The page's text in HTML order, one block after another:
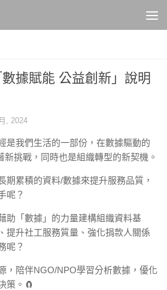
據賦能 公益創新」說明
, 2024
是我們生活的一部份，在數據驅動的
挑戰，同時也是組織轉型的新契機。
期累積的資料/數據來提升服務品質，
呢？
助「數據」的力量建構組織資料基
提升社工服務質量、強化捐款人關係
呢？
，陪伴NGO/NPO學習分析數據，優化
策。🧲